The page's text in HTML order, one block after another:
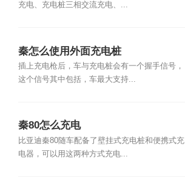
充电、充电桩三相交流充电、...
秦怎么使用外面充电桩
插上充电枪后，车与充电桩会有一个握手信号，
这个信号其中包括，车最大支持...
秦80怎么充电
比亚迪秦80随车配备了壁挂式充电桩和便携式充
电器，可以用这两种方式充电...